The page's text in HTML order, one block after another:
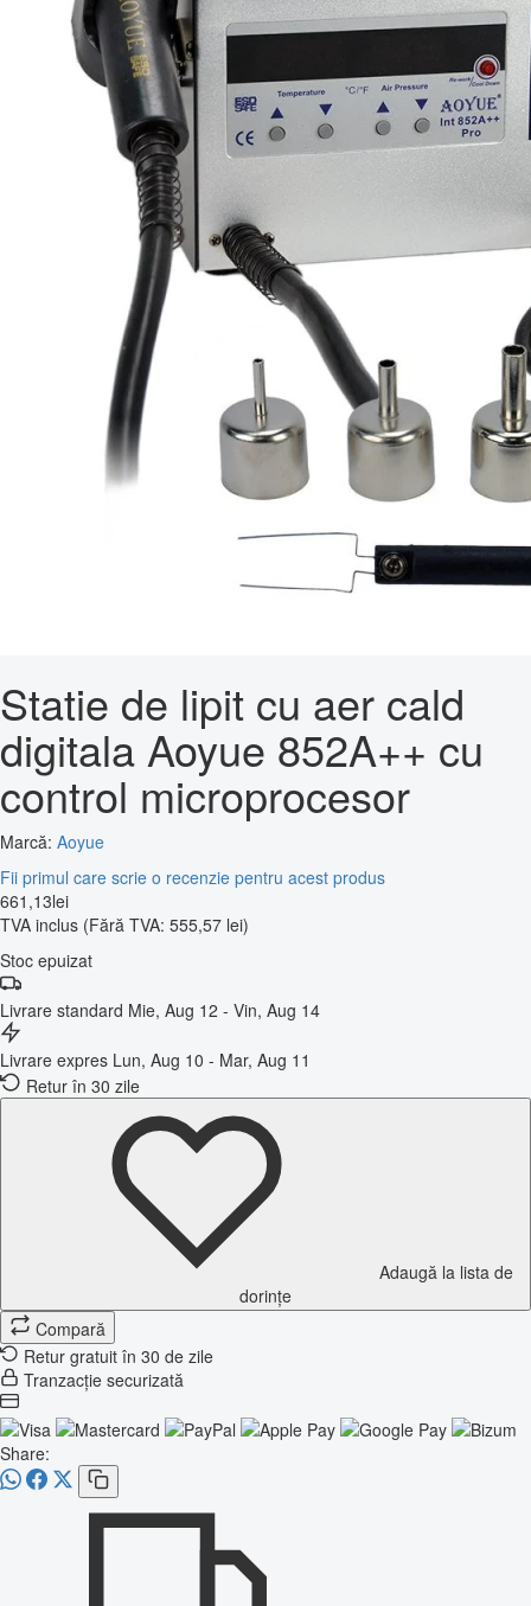
Statie de lipit cu aer cald
digitala Aoyue 852A++ cu
control microprocesor
Marcă: Aoyue
Fii primul care scrie o recenzie pentru acest produs
661 ,13lei
TVA inclus (Fără TVA: 555,57 lei)
Stoc epuizat
Livrare standard Mie, Aug 12 - Vin, Aug 14
Livrare expres Lun, Aug 10 - Mar, Aug 11
Retur în 30 zile
Adaugă la lista de
dorințe
Compară
Retur gratuit în 30 de zile
Tranzacție securizată
Share: